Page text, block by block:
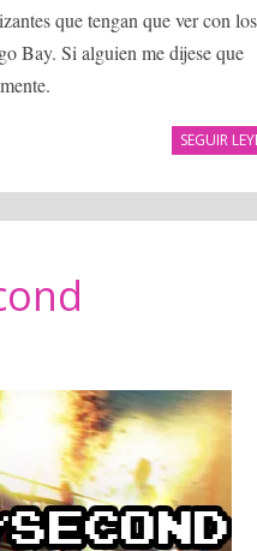
que tengan que ver con
Bay. Si alguien me dijese que
SEGUIR